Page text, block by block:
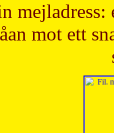
mejladress:
mot ett